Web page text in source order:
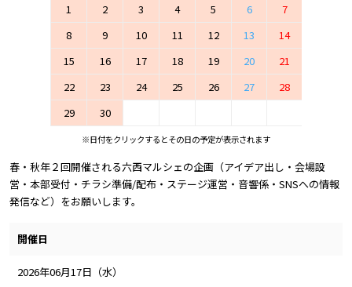
1
2 3 4 5 6
7
8
9 10 11 12 13
14
15
16 17 18 19 20
21
22
23 24 25 26 27
28
29
30
※日付をクリックするとその日の予定が表示されます
春・秋年２回開催される六西マルシェの企画（アイデア出し・会場設
営・本部受付・チラシ準備/配布・ステージ運営・音響係・SNSへの情報
発信など）をお願いします。
開催日
2026年06月17日（水）